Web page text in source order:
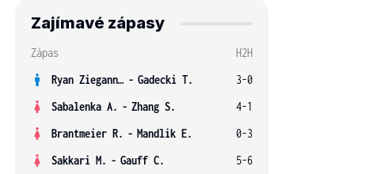
Zajímavé zápasy
Zápas
H2H
Ryan Ziegann S. - Gadecki T.
3-0
Sabalenka A. - Zhang S.
4-1
Brantmeier R. - Mandlik E.
0-3
Sakkari M. - Gauff C.
5-6